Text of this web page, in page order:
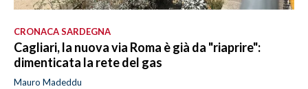
CRONACA SARDEGNA
Cagliari, la nuova via Roma è già da "riaprire":
dimenticata la rete del gas
Mauro Madeddu